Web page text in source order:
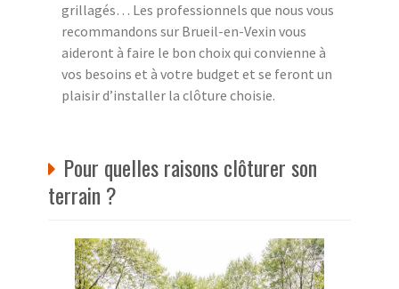
grillagés… Les professionnels que nous vous
recommandons sur Brueil-en-Vexin vous
aideront à faire le bon choix qui convienne à
vos besoins et à votre budget et se feront un
plaisir d’installer la clôture choisie.
Pour quelles raisons clôturer son
terrain ?